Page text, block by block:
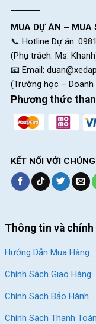
MUA DỰ ÁN – MUA
📞 Hotline Dự án:
(Phụ trách: Ms.
📧 Email:
(Trường học –
Phương thức
KẾT NỐI VỚI
Thông tin và chính
Hướng Dẫn Mua Hàng
Chính Sách Giao Hàng
Chính Sách Bảo Hành
Chính Sách Thanh Toán